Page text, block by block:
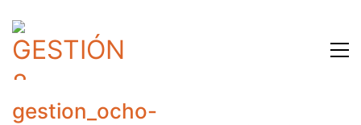
gestion_ocho-